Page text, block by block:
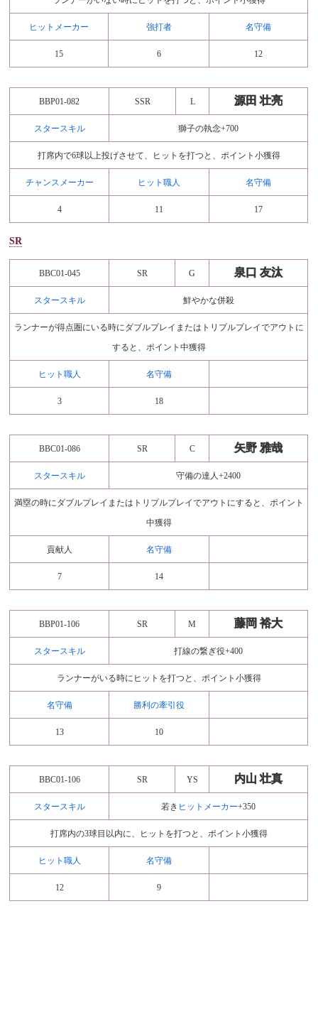
ヒットメーカー 強打者 名守備
15 6 12
BBP01-082 SSR L 源田 壮亮
スタースキル 獅子の執念+700
打席内で6球以上投げさせて、ヒットを打つと、ポイント小獲得
チャンスメーカー ヒット職人 名守備
4 11 17
SR
BBC01-045 SR G 泉口 友汰
スタースキル 鮮やかな併殺
ランナーが得点圏にいる時にダブルプレイまたはトリプルプレイでアウトに
すると、ポイント中獲得
ヒット職人 名守備
3 18
BBC01-086 SR C 矢野 雅哉
スタースキル 守備の達人+2400
満塁の時にダブルプレイまたはトリプルプレイでアウトにすると、ポイント
中獲得
貢献人 名守備
7 14
BBP01-106 SR M 藤岡 裕大
スタースキル 打線の繋ぎ役+400
ランナーがいる時にヒットを打つと、ポイント小獲得
名守備 勝利の牽引役
13 10
BBC01-106 SR YS 内山 壮真
スタースキル 若き ヒットメーカー+350
打席内の3球目以内に、ヒットを打つと、ポイント小獲得
ヒット職人 名守備
12 9